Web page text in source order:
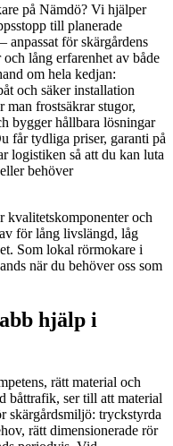
på Nämdö? Vi hjälper
till planerade
anpassat för skärgårdens
lång erfarenhet av både
om hela kedjan:
och säker installation
man frostsäkrar stugor,
bygger hållbara lösningar
får tydliga priser, garanti på
logistiken så att du kan luta
behöver
kvalitetskomponenter och
för lång livslängd, låg
Som lokal rörmokare i
när du behöver oss som
hjälp i
rätt material och
båttrafik, ser till att material
skärgårdsmiljö: tryckstyrda
rätt dimensionerade rör